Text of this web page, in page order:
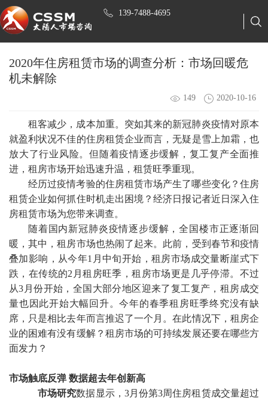
139-7488-4695
2020年住房租赁市场的调查分析：市场回暖危
机未解除
149 2020-10-16
租客减少，成本加重。突如其来的新冠肺炎疫情对原本
就盈利状况不佳的住房租赁企业而言，无疑是雪上加霜，也
放大了行业风险。但随着疫情逐步缓解，复工复产全面推
进，租房市场开始迅速升温，租赁旺季重现。
经历过疫情考验的住房租赁市场产生了哪些变化？住房
租赁企业如何抓住时机走出困境？经济日报记者近日深入住
房租赁市场为您带来调查。
随着国内新冠肺炎疫情逐步缓解，全国楼市正逐渐回
暖，其中，租房市场也热闹了起来。此前，受到春节和疫情
叠加影响，从今年1月中旬开始，租房市场成交量断崖式下
跌，在传统的2月租房旺季，租房市场更是几乎停滞。不过
从3月份开始，全国大部分地区迎来了复工复产，租房成交
量也因此开始大幅回升。今年的春季租房旺季终究没有缺
席，只是相比去年而言推迟了一个月。在此情况下，租房企
业的困难有没有缓解？租房市场的可持续发展还要在哪些方
面发力？
市场触底反弹 数据超去年创新高
市场研究数据显示， 3月份第3周住房租赁成交量超过